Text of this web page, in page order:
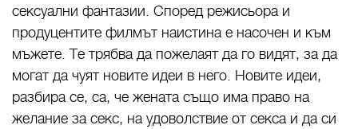
сексуални фантазии. Според режисьора и
продуцентите филмът наистина е насочен и към
мъжете. Те трябва да пожелаят да го видят, за да
могат да чуят новите идеи в него. Новите идеи,
разбира се, са, че жената също има право на
желание за секс, на удоволствие от секса и да си